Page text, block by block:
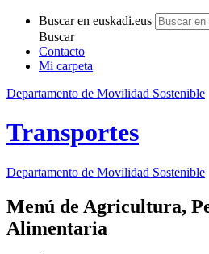
Buscar en euskadi.eus
Buscar
Contacto
Mi carpeta
Departamento de Movilidad Sostenible
Transportes
Departamento de Movilidad Sostenible
Menú de Agricultura,
Alimentaria